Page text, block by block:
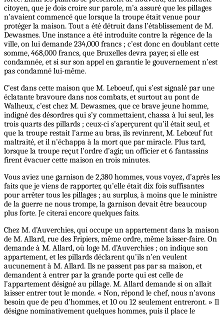
citoyen, que je dois croire sur parole, m’a assuré que les pillages
n’avaient commencé que lorsque la troupe était venue pour
protéger la maison. Tout a été détruit dans l’établissement de M.
Dewasmes. Une instance a été introduite contre la régence de la
ville, on lui demande 234,000 francs ; c’est donc en doublant cette
somme, 468,000 francs, que Bruxelles devra payer, si elle est
condamnée, et si sur son appel en garantie le gouvernement n’est
pas condamné lui-même.
C’est dans cette maison que M. Leboeuf, qui s’est signalé par une
éclatante bravoure dans nos combats, et surtout au pont de
Walheux, c’est chez M. Dewasmes, que ce brave jeune homme,
indigné des désordres qui s’y commettaient, chassa à lui seul, les
trois quarts des pillards ; ceux-ci s’aperçurent qu’il était seul, et
que la troupe restait l’arme au bras, ils revinrent, M. Lebœuf fut
maltraité, et il n’échappa à la mort que par miracle. Plus tard,
lorsque la troupe reçut l’ordre d’agir, un officier et 6 fantassins
firent évacuer cette maison en trois minutes.
Vous aviez une garnison de 2,380 hommes, vous voyez, d’après les
faits que je viens de rapporter, qu’elle était dix fois suffisantes
pour arrêter tous les pillages ; au surplus, à moins que le ministre
de la guerre ne nous trompe, la garnison devait être beaucoup
plus forte. Je citerai encore quelques faits.
Chez M. d’Auverchies, qui occupe un appartement dans la maison
de M. Allard, rue des Fripiers, même ordre, même laisser-faire. On
demande à M. Allard, où loge M. d’Auverchies ; on indique son
appartement, et les pillards déclarent qu’ils n’en veulent
aucunement à M. Allard. Ils ne passent pas par sa maison, et
demandent à entrer par la grande porte qui est celle de
l’appartement désigné au pillage. M. Allard demande si on allait
laisser entrer tout le monde. « Non, répond le chef, nous n’avons
besoin que de peu d’hommes, et 10 ou 12 seulement entreront. » Il
désigne nominativement quelques hommes, puis il place le